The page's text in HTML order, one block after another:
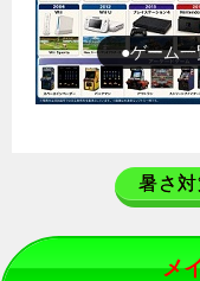
●ゲーム
暑さ対
メ